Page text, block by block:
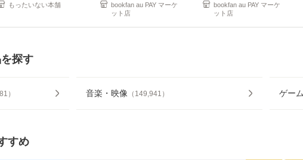
もったいない本舗
bookfan au PAY マーケ
ット店
bookfan au PAY マーケ
ット店
探す
） 音楽・映像 （ 149,941 ） ゲー
すめ